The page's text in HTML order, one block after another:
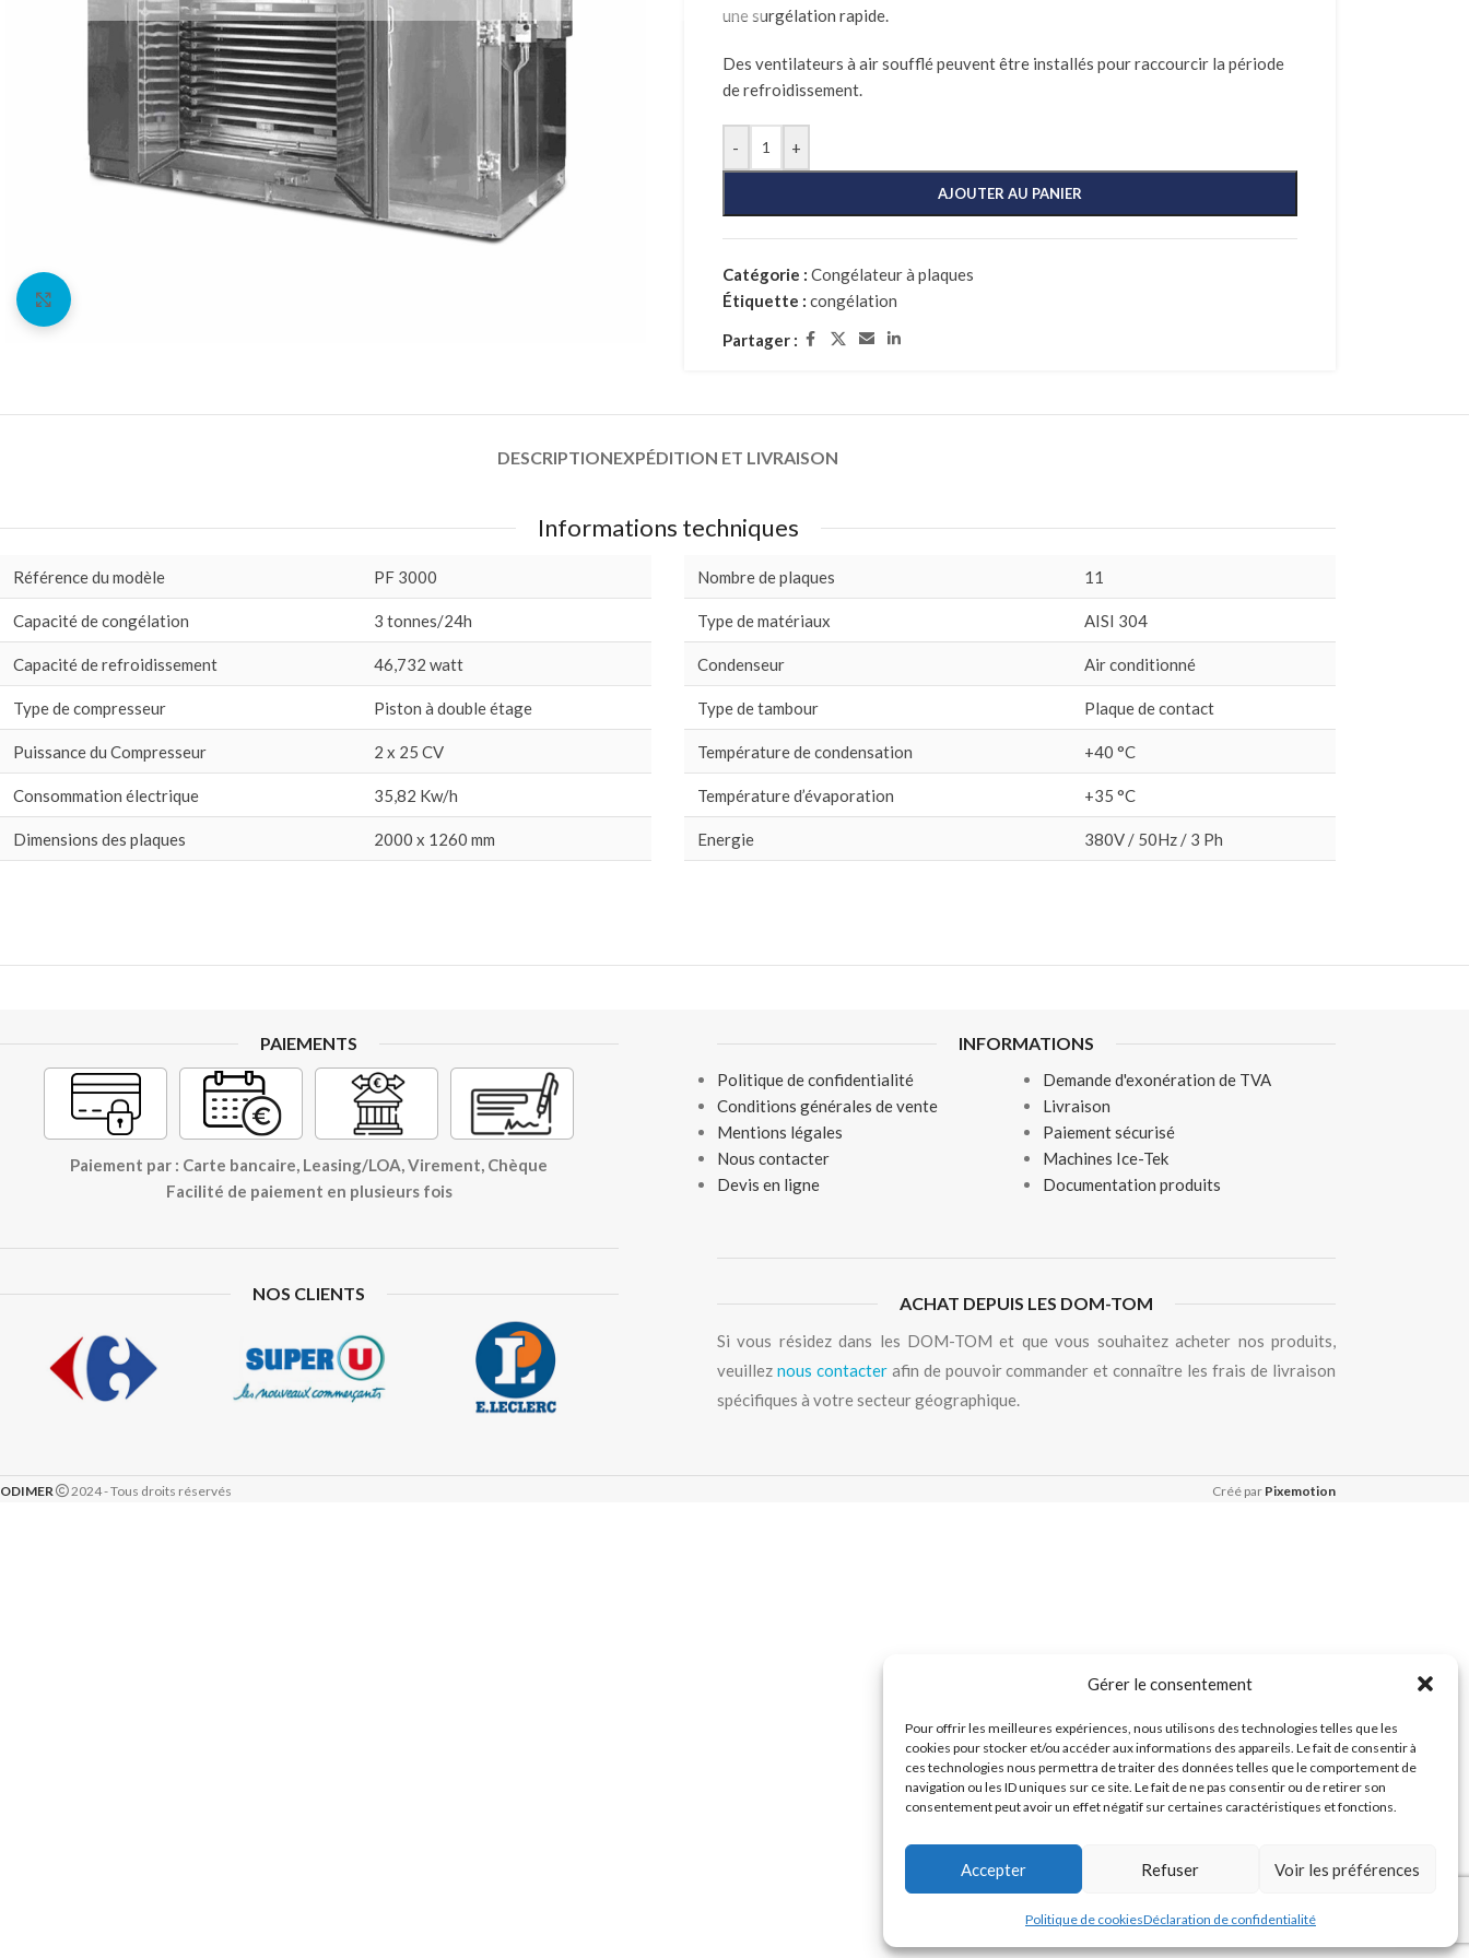
Gérer le consentement
Pour offrir les meilleures expériences, nous utilisons des technologies telles que les
cookies pour stocker et/ou accéder aux informations des appareils. Le fait de consentir à
ces technologies nous permettra de traiter des données telles que le comportement de
navigation ou les ID uniques sur ce site. Le fait de ne pas consentir ou de retirer son
consentement peut avoir un effet négatif sur certaines caractéristiques et fonctions.
Accepter Refuser Voir les préférences
Politique de cookiesDéclaration de confidentialité
une surgélation rapide.
Des ventilateurs à air soufflé peuvent être installés pour raccourcir la période
de refroidissement.
- +
AJOUTER AU PANIER
Catégorie : Congélateur à plaques
Étiquette : congélation
Partager :
DESCRIPTIONEXPÉDITION ET LIVRAISON
Informations techniques
Référence du modèle PF 3000
Capacité de congélation 3 tonnes/24h
Capacité de refroidissement 46,732 watt
Type de compresseur Piston à double étage
Puissance du Compresseur 2 x 25 CV
Consommation électrique 35,82 Kw/h
Dimensions des plaques 2000 x 1260 mm
Nombre de plaques 11
Type de matériaux AISI 304
Condenseur Air conditionné
Type de tambour Plaque de contact
Température de condensation +40 °C
Température d’évaporation +35 °C
Energie 380V / 50Hz / 3 Ph
PAIEMENTS
Paiement par : Carte bancaire, Leasing/LOA, Virement, Chèque
Facilité de paiement en plusieurs fois
NOS CLIENTS
INFORMATIONS
Politique de confidentialité
Conditions générales de vente
Mentions légales
Nous contacter
Devis en ligne
Demande d'exonération de TVA
Livraison
Paiement sécurisé
Machines Ice-Tek
Documentation produits
ACHAT DEPUIS LES DOM-TOM
Si vous résidez dans les DOM-TOM et que vous souhaitez acheter nos produits,
veuillez nous contacterafin de pouvoir commander et connaître les frais de livraison
spécifiques à votre secteur géographique.
ODIMER 2024 - Tous droits réservés Créé par Pixemotion